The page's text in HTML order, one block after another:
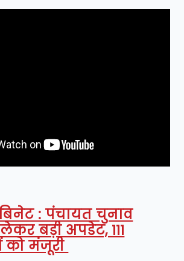
: पंचायत चुनाव
बड़ी अपडेट, 111
को मंजूरी